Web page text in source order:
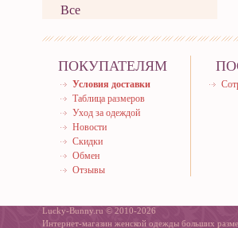
Все
ПОКУПАТЕЛЯМ
Условия доставки
Таблица размеров
Уход за одеждой
Новости
Скидки
Обмен
Отзывы
Lucky-Bunny.ru © 2010-2026
Интернет-магазин женской одежды больших